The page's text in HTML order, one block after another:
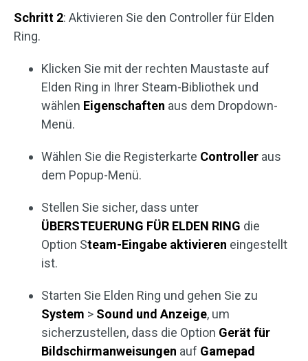
Schritt 2: Aktivieren Sie den Controller für Elden
Ring.
Klicken Sie mit der rechten Maustaste auf
Elden Ring in Ihrer Steam-Bibliothek und
wählen Eigenschaften aus dem Dropdown-
Menü.
Wählen Sie die Registerkarte Controller aus
dem Popup-Menü.
Stellen Sie sicher, dass unter
ÜBERSTEUERUNG FÜR ELDEN RING die
Option Steam-Eingabe aktivieren eingestellt
ist.
Starten Sie Elden Ring und gehen Sie zu
System > Sound und Anzeige, um
sicherzustellen, dass die Option Gerät für
Bildschirmanweisungen auf Gamepad